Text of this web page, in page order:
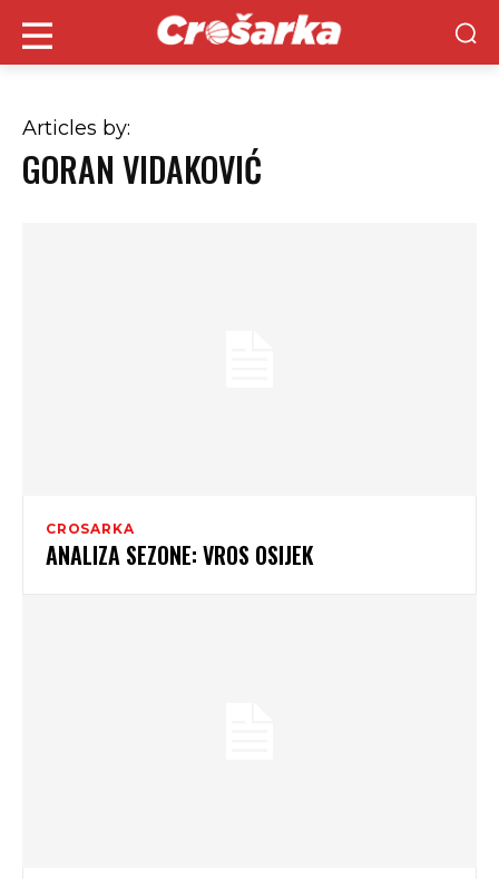
Articles by:
GORAN VIDAKOVIĆ
CROSARKA
ANALIZA SEZONE: VROS OSIJEK